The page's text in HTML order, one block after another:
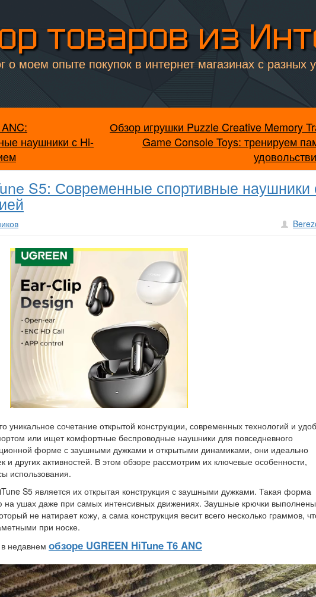
товаров из
о моем опыте покупок в интернет магазинах с разных
наушники с Hi-
Обзор игрушки Puzzle Creative Memory
Game Console Toys: тренируем
S5: Современные спортивные наушники
сочетание открытой конструкции, современных технологий и
или ищет комфортные беспроводные наушники для повседневного
форме с заушными дужками и открытыми динамиками, они идеально
и других активностей. В этом обзоре рассмотрим их ключевые особенности,
использования.
S5 является их открытая конструкция с заушными дужками. Такая форма
ушах даже при самых интенсивных движениях. Заушные крючки
не натирает кожу, а сама конструкция весит всего несколько граммов,
при носке.
недавнем обзоре UGREEN HiTune T6 ANC